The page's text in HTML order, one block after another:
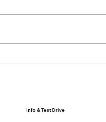
Info & Test Drive